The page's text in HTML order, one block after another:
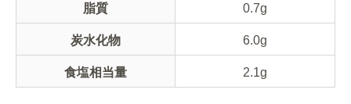
脂質 0.7g
炭水化物 6.0g
食塩相当量 2.1g